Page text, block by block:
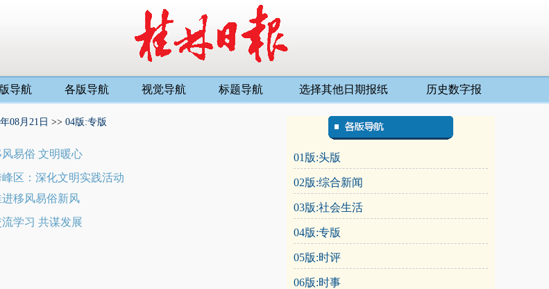
导航 各版导航 视觉导航 标题导航 选择其他日期报纸 历史数字报
08月21日 >> 04版:专版
风易俗 文明暖心
峰区：深化文明实践活动
进移风易俗新风
流学习 共谋发展
01版:头版
02版:综合新闻
03版:社会生活
04版:专版
05版:时评
06版:时事